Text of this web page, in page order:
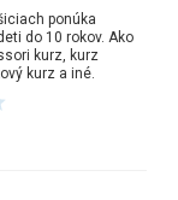
ponúka
do 10 rokov. Ako
kurz, kurz
kurz a iné.